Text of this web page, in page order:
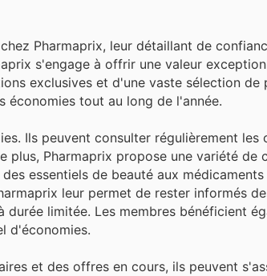
Pharmaprix, leur détaillant de
s'engage à offrir une valeur
exclusives et d'une vaste sélection de
économies tout au long de l'année.
Ils peuvent consulter régulièrement les
Pharmaprix propose une variété de
essentiels de beauté aux médicaments
leur permet de rester informés
limitée. Les membres bénéficient
d'économies.
et des offres en cours, ils peuvent